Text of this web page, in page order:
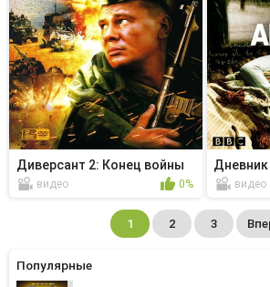
Популярные
Диверсант 2: Конец войны
видео 0% видео
1 2 3